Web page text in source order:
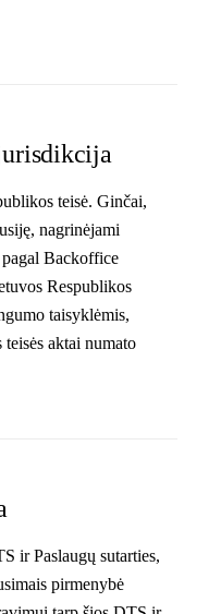
teisė. Ginčai,
nagrinėjami
Backoffice
Respublikos
taisyklėmis,
aktai numato
ir Paslaugų sutarties,
pirmenybė